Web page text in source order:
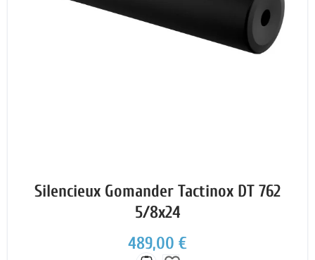
Silencieux Gomander Tactinox DT 762
5/8x24
489,00 €